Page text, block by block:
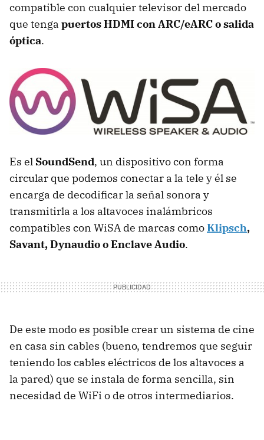
compatible con cualquier televisor del mercado
que tenga puertos HDMI con ARC/eARC o salida
óptica.
Es el SoundSend, un dispositivo con forma
circular que podemos conectar a la tele y él se
encarga de decodificar la señal sonora y
transmitirla a los altavoces inalámbricos
compatibles con WiSA de marcas comoKlipsch,
Savant, Dynaudio o Enclave Audio.
De este modo es posible crear un sistema de cine
en casa sin cables (bueno, tendremos que seguir
teniendo los cables eléctricos de los altavoces a
la pared) que se instala de forma sencilla, sin
necesidad de WiFi o de otros intermediarios.